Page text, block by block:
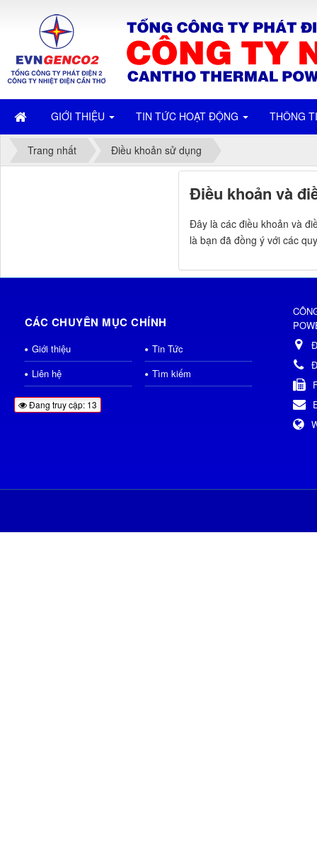
GIỚI THIỆU TIN TỨC HOẠT ĐỘNG THÔNG
Trang nhất Điều khoản sử dụng
Điều khoản và
Đây là các điều khoản và
là bạn đã đồng ý với các
CÁC CHUYÊN MỤC CHÍNH
Giới thiệu
Tin Tức
Liên hệ
Tìm kiếm
Đang truy cập: 13